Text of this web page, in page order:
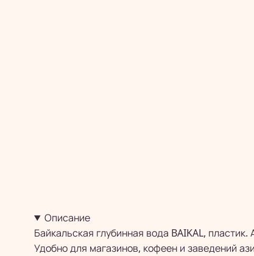
Описание
Байкальская глубинная вода BAIKAL,
Удобно для магазинов, кофеен и заведений